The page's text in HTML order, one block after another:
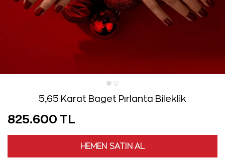
5,65 Karat Baget Pırlanta Bileklik
825.600 TL
HEMEN SATIN AL